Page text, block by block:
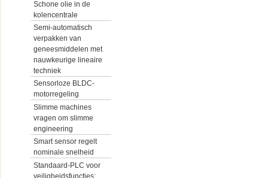
Schone olie in de
kolencentrale
Semi-automatisch
verpakken van
geneesmiddelen met
nauwkeurige lineaire
techniek
Sensorloze BLDC-
motorregeling
Slimme machines
vragen om slimme
engineering
Smart sensor regelt
nominale snelheid
Standaard-PLC voor
veiligheidsfuncties: